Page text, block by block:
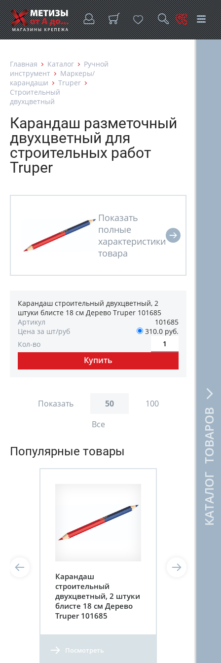
КАТАЛОГ ТОВАРОВ
Главная Каталог
Ручной
инструмент
Маркеры/
карандаши
Truper
Строительный
двухцветный
Карандаш разметочный
двухцветный для
строительных работ
Truper
Карандаш строительный двухцветный, 2
штуки блисте 18 см Дерево Truper 101685
Артикул
101685
Цена за шт/руб
310.0 руб.
Кол-во
Показать 50
100
Все
Популярные товары
Карандаш
строительный
двухцветный, 2 штуки
блисте 18 см Дерево
Truper 101685
Посмотреть